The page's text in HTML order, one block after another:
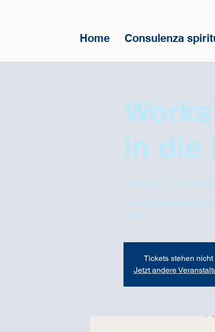
Home Consulenza
in die
mar 25 giu Online
Du erhältst Botschaften,
kannst.
Tickets stehen nicht
Jetzt andere